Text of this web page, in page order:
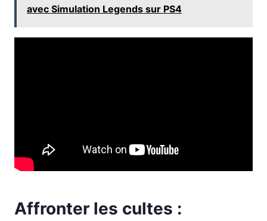
avec Simulation Legends sur PS4
Affronter les cultes :